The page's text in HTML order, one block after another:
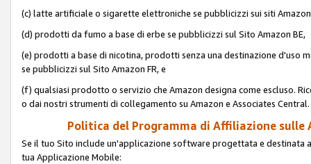
(c) latte artificiale o sigarette elettroniche se pubblicizzi sui siti Amazon
(d) prodotti da fumo a base di erbe se pubblicizzi sul Sito Amazon BE,
(e) prodotti a base di nicotina, prodotti senza una destinazione d'uso
se pubblicizzi sul Sito Amazon FR, e
(f) qualsiasi prodotto o servizio che Amazon designa come escluso.
o dai nostri strumenti di collegamento su Amazon e Associates Central.
Politica del Programma di Affiliazione
Se il tuo Sito include un'applicazione software progettata e
tua Applicazione Mobile: